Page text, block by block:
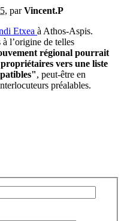
, parVincent.P
Etxea à Athos-Aspis.
à l’origine de telles
régional pourrait
vers une liste
, peut-être en
préalables.